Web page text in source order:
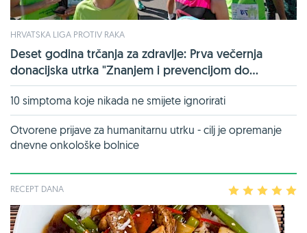
HRVATSKA LIGA PROTIV RAKA
Deset godina trčanja za zdravlje: Prva večernja
donacijska utrka "Znanjem i prevencijom do...
10 simptoma koje nikada ne smijete ignorirati
Otvorene prijave za humanitarnu utrku - cilj je opremanje
dnevne onkološke bolnice
RECEPT DANA 2 3 4